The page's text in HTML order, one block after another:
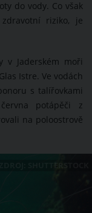
do vody. Co však
riziko, je
v Jaderském moři
Istre. Ve vodách
s talířovkami
potápěči z
na poloostrově